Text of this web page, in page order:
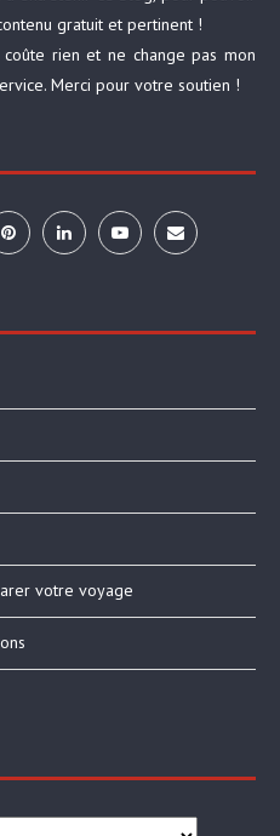
gratuit et pertinent !
rien et ne change pas mon
Merci pour votre soutien !
votre voyage